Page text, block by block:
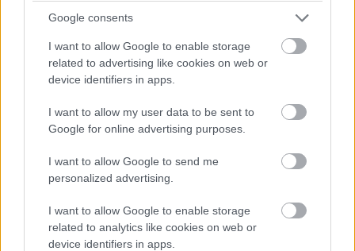
Google consents
I want to allow Google to enable storage
related to advertising like cookies on web or
device identifiers in apps.
I want to allow my user data to be sent to
Google for online advertising purposes.
I want to allow Google to send me
personalized advertising.
I want to allow Google to enable storage
related to analytics like cookies on web or
device identifiers in apps.
A tervezőprogram egyelőre két részre oszlik. A MapMe
segítségével kedvenc városunk, vagy az életünkben
fontos szerepet játszó hely térképének színezésével és
feliratozásával készíthetünk fedlapot vagy hátteret, ami
megjeleníti. A Moments ezzel szemben egy feltöltött
kép vagy fotó szerkesztésére ad lehetőséget filterekkel,
feliratokkal, pozicionálással és egyéb opciókkal. A
Google Workshop jelenleg a
esett szó, hogy a nagyközönség mikortól, milyen áron, és
mely készülékekből rendelhet egyedi darabot.